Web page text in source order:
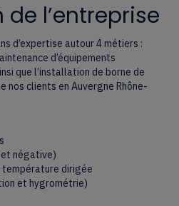
l’entreprise
d’expertise autour 4 métiers :
d’équipements
que l’installation de borne de
nos clients en Auvergne Rhône-
négative)
dirigée
et hygrométrie)